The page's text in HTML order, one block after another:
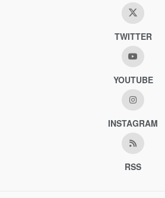
TWITTER
YOUTUBE
INSTAGRAM
RSS